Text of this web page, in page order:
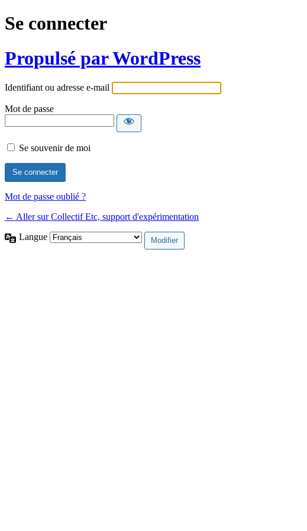
Se connecter
Propulsé par WordPress
Identifiant ou adresse e-mail
Mot de passe
Se souvenir de moi
Mot de passe oublié ?
← Aller sur Collectif Etc, support d'expérimentation
Langue